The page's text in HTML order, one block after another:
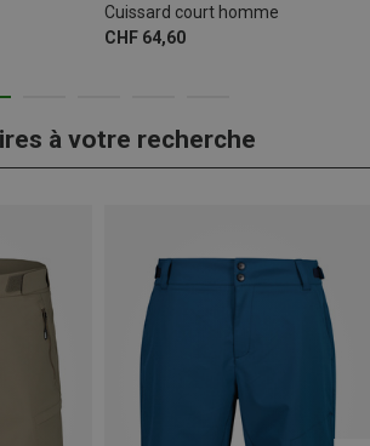
Cuissard court homme
CHF 64,60
à votre recherche